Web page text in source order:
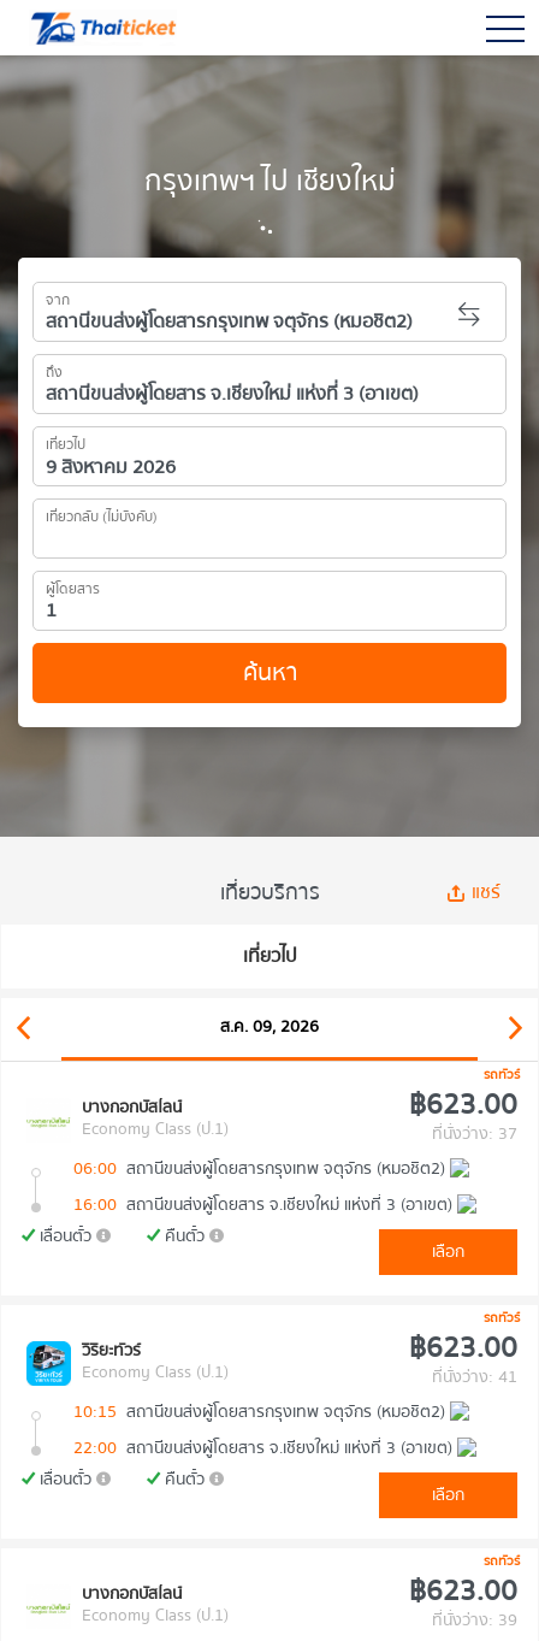
กรุงเทพฯ ไป เชียงใหม่
จาก
ถึง
เที่ยวไป
เที่ยวกลับ (ไม่บังคับ)
ผู้โดยสาร
ค้นหา
เที่ยวบริการ แชร์
เที่ยวไป
ส.ค. 09, 2026
รถทัวร์
บางกอกบัสไลน์
Economy Class (ป.1)
฿623.00
ที่นั่งว่าง: 37
06:00 สถานีขนส่งผู้โดยสารกรุงเทพ จตุจักร (หมอชิต2)
16:00 สถานีขนส่งผู้โดยสาร จ.เชียงใหม่ แห่งที่ 3 (อาเขต)
เลื่อนตั๋ว
คืนตั๋ว
เลือก
รถทัวร์
วิริยะทัวร์
Economy Class (ป.1)
฿623.00
ที่นั่งว่าง: 41
10:15 สถานีขนส่งผู้โดยสารกรุงเทพ จตุจักร (หมอชิต2)
22:00 สถานีขนส่งผู้โดยสาร จ.เชียงใหม่ แห่งที่ 3 (อาเขต)
เลื่อนตั๋ว
คืนตั๋ว
เลือก
รถทัวร์
บางกอกบัสไลน์
Economy Class (ป.1)
฿623.00
ที่นั่งว่าง: 39